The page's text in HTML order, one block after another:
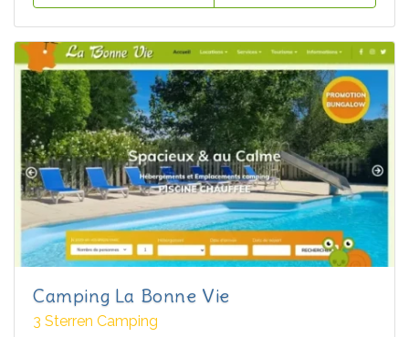
Camping La Bonne Vie
3 Sterren Camping